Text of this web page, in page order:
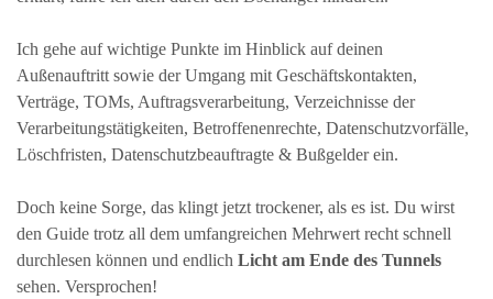
Ich gehe auf wichtige Punkte im Hinblick auf deinen
Außenauftritt sowie der Umgang mit Geschäftskontakten,
Verträge, TOMs, Auftragsverarbeitung, Verzeichnisse der
Verarbeitungstätigkeiten, Betroffenenrechte, Datenschutzvorfälle,
Löschfristen, Datenschutzbeauftragte & Bußgelder ein.
Doch keine Sorge, das klingt jetzt trockener, als es ist. Du wirst
den Guide trotz all dem umfangreichen Mehrwert recht schnell
durchlesen können und endlich Licht am Ende des Tunnels
sehen. Versprochen!